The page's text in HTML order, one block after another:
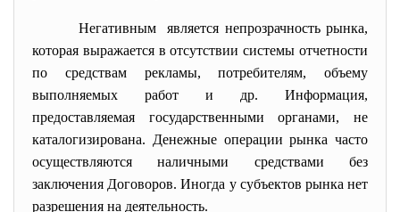
Негативным является непрозрачность рынка,
которая выражается в отсутствии системы отчетности
по средствам рекламы, потребителям, объему
выполняемых работ и др. Информация,
предоставляемая государственными органами, не
каталогизирована. Денежные операции рынка часто
осуществляются наличными средствами без
заключения Договоров. Иногда у субъектов рынка нет
разрешения на деятельность.